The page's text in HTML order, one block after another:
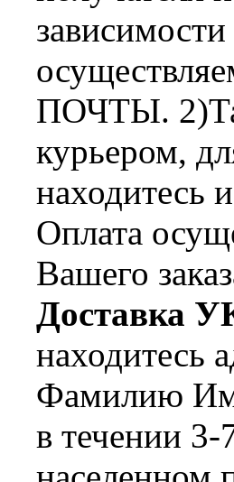
ПОЧТЫ.
курьером,
находитесь
Оплата
Вашего
Доставка
находитесь
Фамилию
в течении 3-